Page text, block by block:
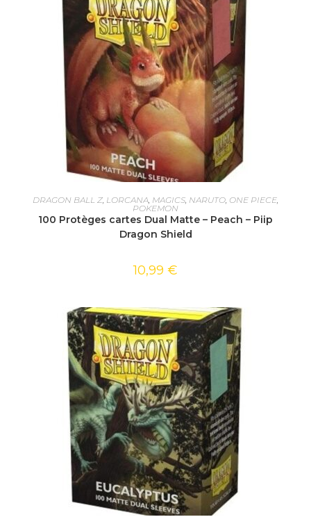
AJOUTER AU PANIER
DRAGON BALL Z LORCANA MAGICS NARUTO ONE PIECE
POKEMON
100 Protèges cartes Dual Matte – Peach – Piip
Dragon Shield
10,99 €